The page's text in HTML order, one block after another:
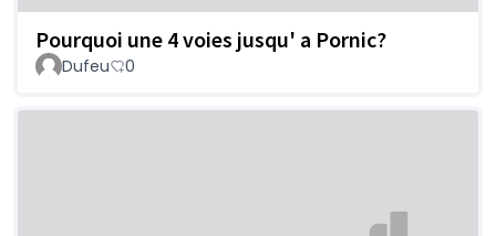
Pourquoi une 4 voies jusqu' a Pornic?
Dufeu 0